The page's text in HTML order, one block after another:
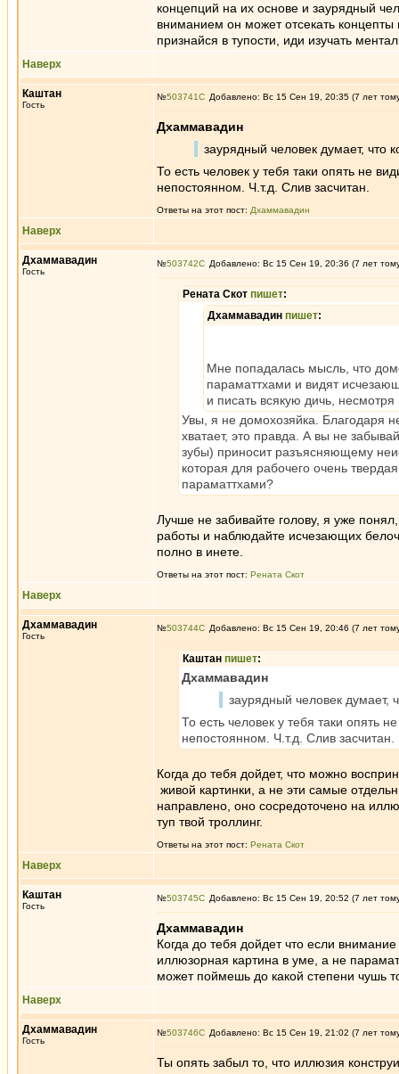
концепций на их основе и заурядный
вниманием он может отсекать концепты
признайся в тупости, иди изучать
Наверх
Каштан
Гость
№503741 Добавлено: Вс 15 Сен 19, 20:35 (7 лет
Дхаммавадин
заурядный человек думает, что
То есть человек у тебя таки опять не
непостоянном. Ч.т.д. Слив засчитан.
Ответы на этот пост: Дхаммавадин
Наверх
Дхаммавадин
Гость
№503742 Добавлено: Вс 15 Сен 19, 20:36 (7 лет
Рената Скот пишет:
Дхаммавадин пишет:
Мне попадалась мысль, что
параматтхами и видят
и писать всякую дичь,
Увы, я не домохозяйка. Благодаря
хватает, это правда. А вы не
зубы) приносит разъясняющему
которая для рабочего очень
параматтхами?
Лучше не забивайте голову, я уже
работы и наблюдайте исчезающих
полно в инете.
Ответы на этот пост: Рената Скот
Наверх
Дхаммавадин
Гость
№503744 Добавлено: Вс 15 Сен 19, 20:46 (7 лет
Каштан пишет:
Дхаммавадин
заурядный человек думает,
То есть человек у тебя таки опять
непостоянном. Ч.т.д. Слив засчитан.
Когда до тебя дойдет, что можно
живой картинки, а не эти самые
направлено, оно сосредоточено на
туп твой троллинг.
Ответы на этот пост: Рената Скот
Наверх
Каштан
Гость
№503745 Добавлено: Вс 15 Сен 19, 20:52 (7 лет
Дхаммавадин
Когда до тебя дойдет что если
иллюзорная картина в уме, а не
может поймешь до какой степени чушь
Наверх
Дхаммавадин
Гость
№503746 Добавлено: Вс 15 Сен 19, 21:02 (7 лет
Ты опять забыл то, что иллюзия